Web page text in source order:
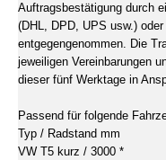
Auftragsbestätigung durch
(DHL, DPD, UPS usw.)
entgegengenommen. Die
jeweiligen Vereinbarungen
dieser fünf Werktage in
Passend für folgende
Typ / Radstand mm
VW T5 kurz / 3000 *